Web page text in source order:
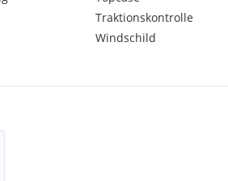
Traktionskontrolle
Windschild